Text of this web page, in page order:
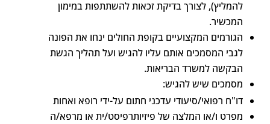
להמליץ), לצורך בדיקת זכאות להשתתפות במימון
המכשיר.
הגורמים המקצועיים בקופת החולים ינחו את הפונה
לגבי המסמכים אותם עליו להגיש ועל תהליך הגשת
הבקשה למשרד הבריאות.
מסמכים שיש להגיש:
דו"ח רפואי/סיעודי עדכני חתום על-ידי רופא ואחות
מפרט ו/או המלצה של פיזיותרפיסט/ית או מרפא/ה